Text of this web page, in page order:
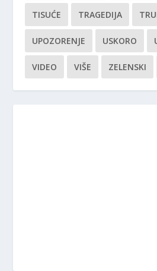
TISUĆE TRAGEDIJA
UPOZORENJE USKORO
VIDEO VIŠE ZELENSKI